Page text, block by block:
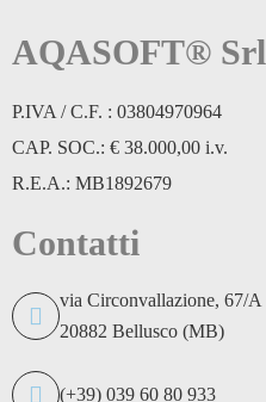
AQASOFT® Srl
P.IVA / C.F. : 03804970964
CAP. SOC.: € 38.000,00 i.v.
R.E.A.: MB1892679
Contatti
via Circonvallazione, 67/A
20882 Bellusco (MB)
(+39) 039 60 80 933